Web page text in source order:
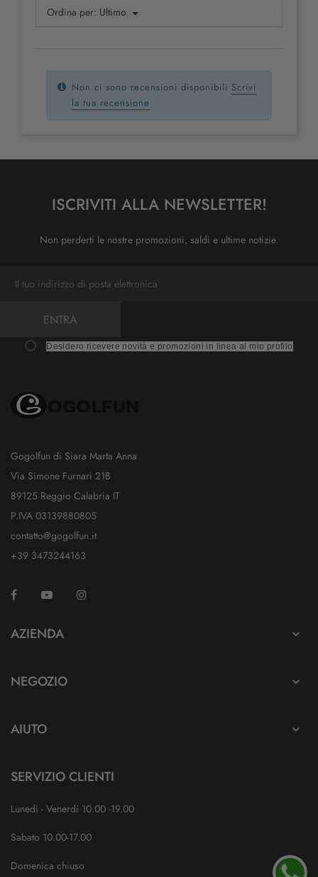
Ordina per: Ultimo
Non ci sono recensioni disponibili Scrivi
la tua recensione
ISCRIVITI ALLA NEWSLETTER!
Non perderti le nostre promozioni, saldi e ultime notizie.
ENTRA
Desidero ricevere novità e promozioni in linea al mio profilo
Gogolfun di Siara Marta Anna
Via Simone Furnari 21B
89125 Reggio Calabria IT
P.IVA 03139880805
contatto@gogolfun.it
+39 3473244163
Facebook YouTube
AZIENDA 
NEGOZIO 
AIUTO 
SERVIZIO CLIENTI
Lunedi - Venerdi 10.00 -19.00
Sabato 10.00-17.00
Domenica chiuso